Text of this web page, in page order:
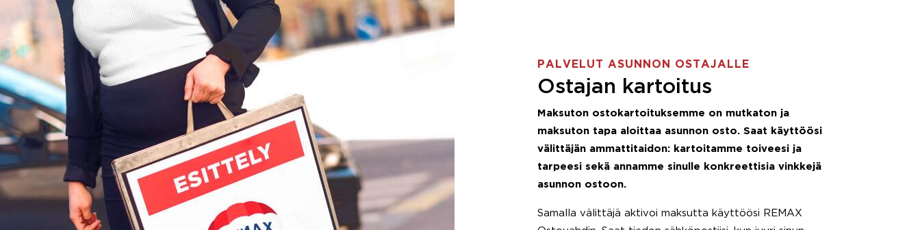
PALVELUT ASUNNON OSTAJALLE
Ostajan kartoitus
Maksuton ostokartoituksemme on mutkaton ja
maksuton tapa aloittaa asunnon osto. Saat käyttöösi
välittäjän ammattitaidon: kartoitamme toiveesi ja
tarpeesi sekä annamme sinulle konkreettisia vinkkejä
asunnon ostoon.
Samalla välittäjä aktivoi maksutta käyttöösi REMAX